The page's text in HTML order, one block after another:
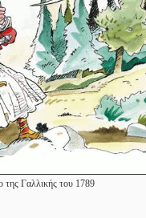
της Γαλλικής του 1789